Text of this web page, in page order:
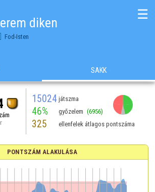
diken
Fod-Isten
☰
SAKK
15024 játszma
46% győzelem (6956)
325 ellenfelek átlagos pontszáma
PONTSZÁM ALAKULÁSA